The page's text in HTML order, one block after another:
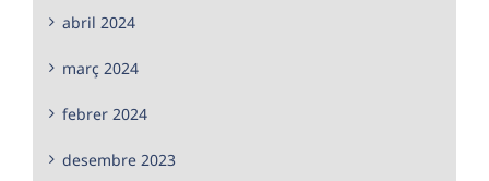
abril 2024
març 2024
febrer 2024
desembre 2023